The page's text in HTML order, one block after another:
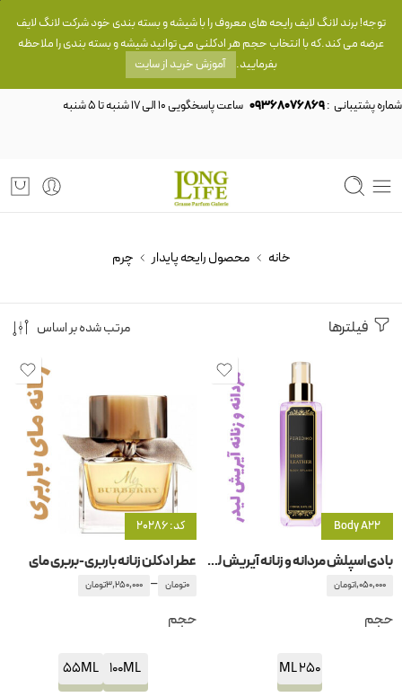
توجه! برند لانگ لایف رایحه های معروف را با شیشه و بسته بندی خود شرکت لانگ لایف
عرضه می کند.که با انتخاب حجم هر ادکلنی می توانید شیشه و بسته بندی را ملاحظه
بفرمایید. آموزش خرید از سایت
شماره پشتیبانی :09368076869
خانه محصول رایحه پایدار چرم
فیلترها مرتب شده بر اساس
Body A22
بادی اسپلش مردانه و زنانه آیریش لیدر
1,050,000تومان
حجم
250 ML
کد: 20286
عطر ادکلن زنانه باربری-بربری مای
0تومان –
3,250,000تومان
حجم
100ML
55ML